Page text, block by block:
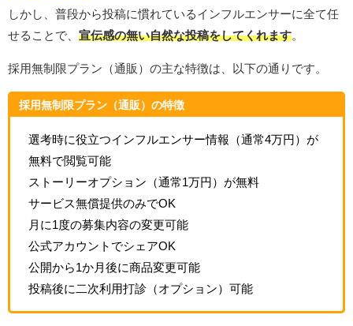
しかし、普段から投稿に慣れているインフルエンサーに全て任
せることで、 宣伝感の無い自然な投稿をしてくれます。
採用無制限プラン（通販）の主な特徴は、以下の通りです。
採用無制限プラン（通販）の特徴
選考時に役立つインフルエンサー情報（通常4万円）が
無料で閲覧可能
ストーリーオプション（通常1万円）が無料
サービス無償提供のみでOK
月に1度の募集内容の変更可能
公式アカウントでシェアOK
公開から1か月後に商品変更可能
投稿後に二次利用打診（オプション）可能